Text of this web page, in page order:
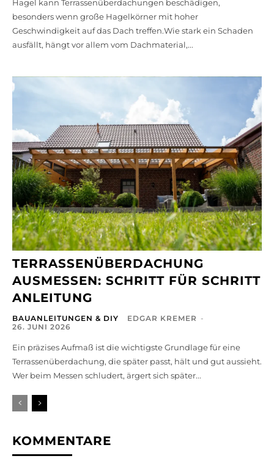
Hagel kann Terrassenüberdachungen beschädigen,
besonders wenn große Hagelkörner mit hoher
Geschwindigkeit auf das Dach treffen.Wie stark ein Schaden
ausfällt, hängt vor allem vom Dachmaterial,...
TERRASSENÜBERDACHUNG
AUSMESSEN: SCHRITT FÜR SCHRITT
ANLEITUNG
BAUANLEITUNGEN & DIY EDGAR KREMER -
26. JUNI 2026
Ein präzises Aufmaß ist die wichtigste Grundlage für eine
Terrassenüberdachung, die später passt, hält und gut aussieht.
Wer beim Messen schludert, ärgert sich später...
KOMMENTARE